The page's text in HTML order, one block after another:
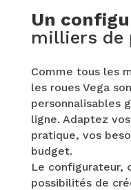
Un
milliers de
Comme tous les
les roues Vega
personnalisables
ligne. Adaptez
pratique, vos
budget.
Le configurateur,
possibilités de